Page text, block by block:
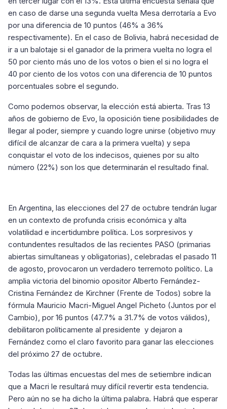
en caso de darse una segunda vuelta Mesa derrotaría a Evo
por una diferencia de 10 puntos (46% a 36%
respectivamente). En el caso de Bolivia, habrá necesidad de
ir a un balotaje si el ganador de la primera vuelta no logra el
50 por ciento más uno de los votos o bien el si no logra el
40 por ciento de los votos con una diferencia de 10 puntos
porcentuales sobre el segundo.
Como podemos observar, la elección está abierta. Tras 13
años de gobierno de Evo, la oposición tiene posibilidades de
llegar al poder, siempre y cuando logre unirse (objetivo muy
difícil de alcanzar de cara a la primera vuelta) y sepa
conquistar el voto de los indecisos, quienes por su alto
número (22%) son los que determinarán el resultado final.
En Argentina, las elecciones del 27 de octubre tendrán lugar
en un contexto de profunda crisis económica y alta
volatilidad e incertidumbre política. Los sorpresivos y
contundentes resultados de las recientes PASO (primarias
abiertas simultaneas y obligatorias), celebradas el pasado 11
de agosto, provocaron un verdadero terremoto político. La
amplia victoria del binomio opositor Alberto Fernández-
Cristina Fernández de Kirchner (Frente de Todos) sobre la
fórmula Mauricio Macri-Miguel Angel Picheto (Juntos por el
Cambio), por 16 puntos (47.7% a 31.7% de votos válidos),
debilitaron políticamente al presidente y dejaron a
Fernández como el claro favorito para ganar las elecciones
del próximo 27 de octubre.
Todas las últimas encuestas del mes de setiembre indican
que a Macri le resultará muy difícil revertir esta tendencia.
Pero aún no se ha dicho la última palabra. Habrá que esperar